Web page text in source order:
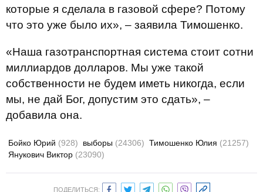
которые я сделала в газовой сфере? Потому
что это уже было их», – заявила Тимошенко.
«Наша газотранспортная система стоит сотни
миллиардов долларов. Мы уже такой
собственности не будем иметь никогда, если
мы, не дай Бог, допустим это сдать», –
добавила она.
Бойко Юрий (928) выборы (24306) Тимошенко Юлия (21257)
Янукович Виктор (23090)
ПОДЕЛИТЬСЯ: